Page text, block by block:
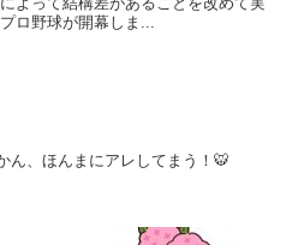
ロ野球が開幕しま...
ん、ほんまにアレしてまう！🐯